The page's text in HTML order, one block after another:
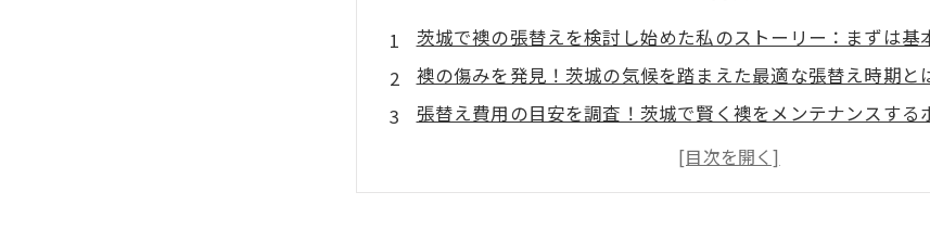
茨城で襖の張替えを検討し始めた私のストーリー：まずは基
襖の傷みを発見！茨城の気候を踏まえた最適な張替え時期と
張替え費用の目安を調査！茨城で賢く襖をメンテナンスする
素材選びで差がつく！茨城の住環境に合った襖紙の選び方と
張替え完了！茨城で満足のいく襖リフォームを実現するため